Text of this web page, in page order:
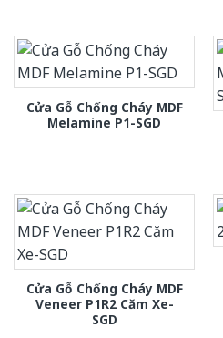
Cửa Gỗ Chống Cháy MDF
Melamine P1-SGD
Cửa Gỗ Chống Cháy MDF
Veneer P1R2 Căm Xe-
SGD